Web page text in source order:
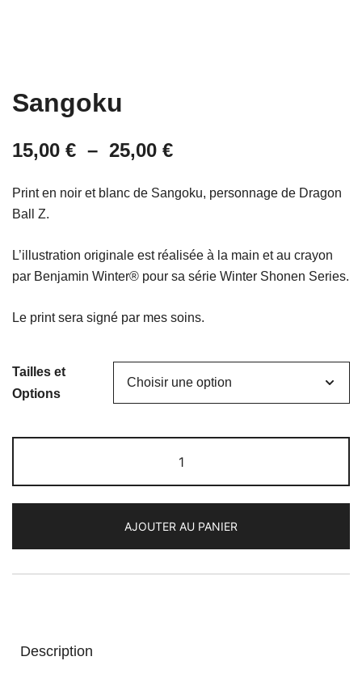
Sangoku
15,00 € – 25,00 €Plage
15,00 €
à
25,00 €
Print en noir et blanc de Sangoku, personnage de Dragon
Ball Z.
L’illustration originale est réalisée à la main et au crayon
par Benjamin Winter® pour sa série Winter Shonen Series.
Le print sera signé par mes soins.
Tailles et
Options
de
Sangoku
AJOUTER AU PANIER
Description